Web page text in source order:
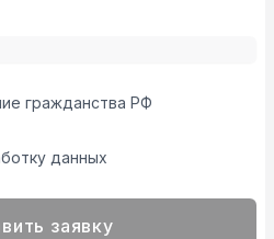
гражданства РФ
данных
заявку